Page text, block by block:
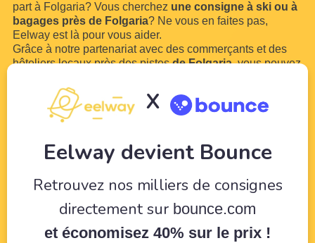
part à Folgaria? Vous cherchez une consigne à ski ou à
bagages près de Folgaria? Ne vous en faites pas,
Eelway est là pour vous aider.
Grâce à notre partenariat avec des commerçants et des
hôteliers locaux près des pistesde Folgaria, vous pouvez
près de Folgaria
.Vous n'aurez plus à marcher avec vos
grosses chaussures de ski et votre... Lire plus
X
Eelway devient Bounce
Retrouvez nos milliers de consignes
directement sur bounce.com
et économisez 40% sur le prix !